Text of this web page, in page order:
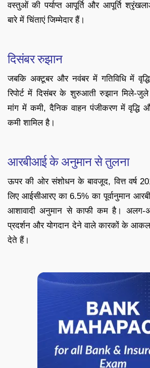
वस्तुओं की पर्याप्त आपूर्ति और आपूर्ति
बारे में चिंताएं जिम्मेदार हैं।
दिसंबर रुझान
जबकि अक्टूबर और नवंबर में गतिविधि में
रिपोर्ट में दिसंबर के शुरुआती रुझान मिले-
मांग में कमी, दैनिक वाहन पंजीकरण में वृद्धि
कमी शामिल है।
आरबीआई के अनुमान से तुलना
ऊपर की ओर संशोधन के बावजूद, वित्त वर्ष
लिए आईसीआरए का 6.5% का पूर्वानुमान
आशावादी अनुमान से काफी कम है। अलग-
प्रदर्शन और योगदान देने वाले कारकों के
देते हैं।